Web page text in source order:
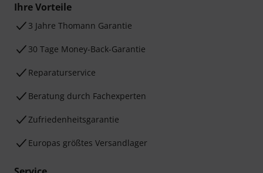
Ihre Vorteile
3 Jahre Thomann Garantie
30 Tage Money-Back-Garantie
Reparaturservice
Beratung durch Fachexperten
Zufriedenheitsgarantie
Europas größtes Versandlager